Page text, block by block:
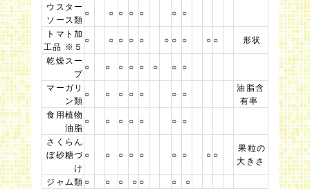
ウスター
ソース類
○ ○ ○ ○ ○ ○ ○
トマト加
工品 ※５
○ ○ ○ ○ ○ ○ ○ ○ ○ ○
形状
乾燥スー
プ
○ ○ ○ ○ ○ ○ ○ ○
マーガリ
ン類
○ ○ ○ ○ ○ ○ ○
油脂含
有率
食用植物
油脂
○ ○ ○ ○ ○ ○ ○
さくらん
ぼ砂糖づ
け
○ ○ ○ ○ ○ ○ ○ ○ ○
果粒の
大きさ
ジャム類 ○ ○ ○ ○ ○ ○ ○